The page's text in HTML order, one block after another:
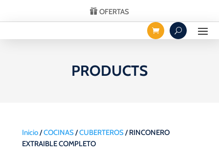
OFERTAS
PRODUCTS
Inicio/COCINAS/CUBERTEROS/ RINCONERO
EXTRAIBLE COMPLETO